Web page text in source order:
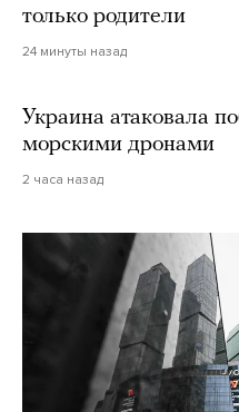
только родители
24 минуты назад
Украина атаковала
морскими дронами
2 часа назад